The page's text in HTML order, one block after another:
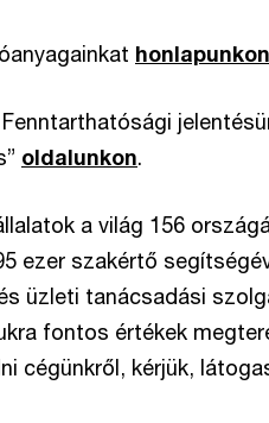
honlapunkon
oldalunkon.
a világ 156
ezer szakértő
üzleti tanácsadási
fontos értékek
cégünkről, kérjük,